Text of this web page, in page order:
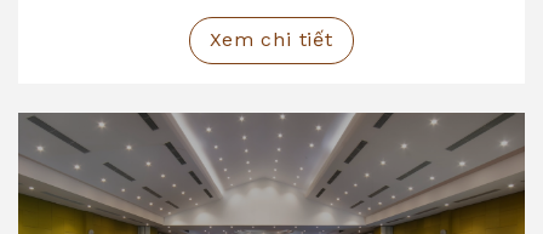
Xem chi tiết